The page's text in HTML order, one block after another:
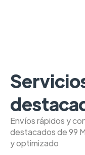
Envíos rápidos y
destacados de 99
y optimizado